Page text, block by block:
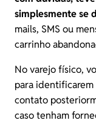
simplesmente se
mails, SMS ou
carrinho
No varejo físico,
para
contato
caso tenham